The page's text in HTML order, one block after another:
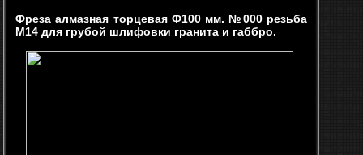
Фреза алмазная торцевая Ф100 мм. №000 резьба
М14 для грубой шлифовки гранита и габбро.